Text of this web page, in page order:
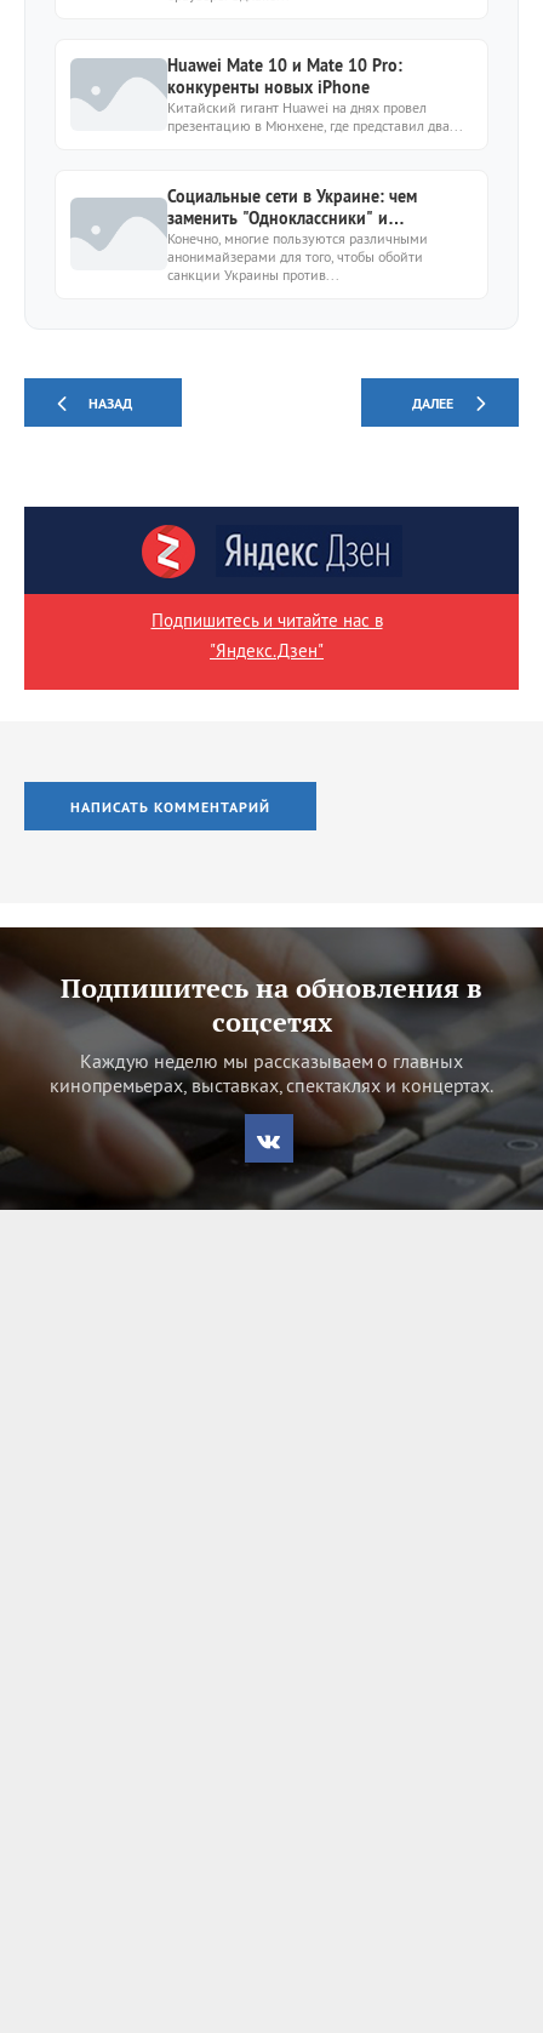
Huawei Mate 10 и Mate 10 Pro:
конкуренты новых iPhone
Китайский гигант Huawei на днях провел
презентацию в Мюнхене, где представил два...
Социальные сети в Украине: чем
заменить "Одноклассники" и
"Вконтакте"?
Конечно, многие пользуются различными
анонимайзерами для того, чтобы обойти
санкции Украины против...
НАЗАД ДАЛЕЕ
Подпишитесь и читайте нас в
"Яндекс.Дзен"
НАПИСАТЬ КОММЕНТАРИЙ
Подпишитесь на обновления в
соцсетях
Каждую неделю мы рассказываем о главных
кинопремьерах, выставках, спектаклях и концертах.